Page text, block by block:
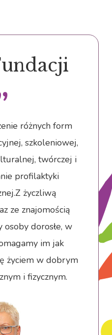
różnych form
szkoleniowej,
twórczej i
profilaktyki
życzliwą
ze znajomością
osoby dorosłe, w
im jak
życiem w dobrym
i fizycznym.